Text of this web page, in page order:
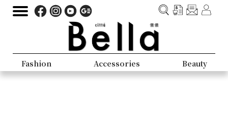
Fashion Accessories Beauty